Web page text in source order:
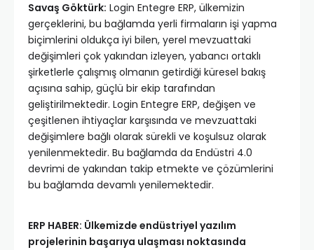
Savaş Göktürk: Login Entegre ERP, ülkemizin
gerçeklerini, bu bağlamda yerli firmaların işi yapma
biçimlerini oldukça iyi bilen, yerel mevzuattaki
değişimleri çok yakından izleyen, yabancı ortaklı
şirketlerle çalışmış olmanın getirdiği küresel bakış
açısına sahip, güçlü bir ekip tarafından
geliştirilmektedir. Login Entegre ERP, değişen ve
çeşitlenen ihtiyaçlar karşısında ve mevzuattaki
değişimlere bağlı olarak sürekli ve koşulsuz olarak
yenilenmektedir. Bu bağlamda da Endüstri 4.0
devrimi de yakından takip etmekte ve çözümlerini
bu bağlamda devamlı yenilemektedir.
ERP HABER: Ülkemizde endüstriyel yazılım
projelerinin başarıya ulaşması noktasında